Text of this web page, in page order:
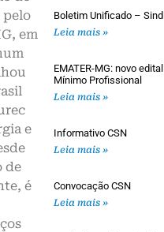
pelo
em
e
de
é
Boletim Unificado –
Leia mais »
EMATER-MG: novo
Mínimo Profissional
Leia mais »
Informativo CSN
Leia mais »
Convocação CSN
Leia mais »